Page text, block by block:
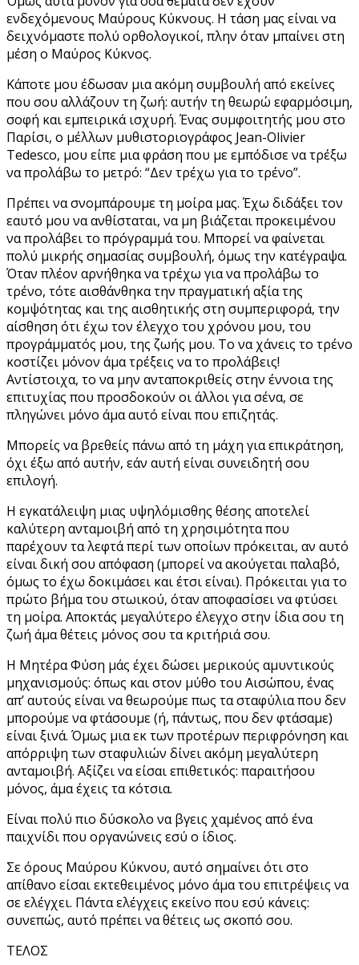
ενδεχόμενους Μαύρους Κύκνους. Η τάση μας είναι να
δειχνόμαστε πολύ ορθολογικοί, πλην όταν μπαίνει στη
μέση ο Μαύρος Κύκνος.
Κάποτε μου έδωσαν μια ακόμη συμβουλή από εκείνες
που σου αλλάζουν τη ζωή: αυτήν τη θεωρώ εφαρμόσιμη,
σοφή και εμπειρικά ισχυρή. Ένας συμφοιτητής μου στο
Παρίσι, ο μέλλων μυθιστοριογράφος Jean-Olivier
Tedesco, μου είπε μια φράση που με εμπόδισε να τρέξω
να προλάβω το μετρό: “Δεν τρέχω για το τρένο”.
Πρέπει να σνομπάρουμε τη μοίρα μας. Έχω διδάξει τον
εαυτό μου να ανθίσταται, να μη βιάζεται προκειμένου
να προλάβει το πρόγραμμά του. Μπορεί να φαίνεται
πολύ μικρής σημασίας συμβουλή, όμως την κατέγραψα.
Όταν πλέον αρνήθηκα να τρέχω για να προλάβω το
τρένο, τότε αισθάνθηκα την πραγματική αξία της
κομψότητας και της αισθητικής στη συμπεριφορά, την
αίσθηση ότι έχω τον έλεγχο του χρόνου μου, του
προγράμματός μου, της ζωής μου. Το να χάνεις το τρένο
κοστίζει μόνον άμα τρέξεις να το προλάβεις!
Αντίστοιχα, το να μην ανταποκριθείς στην έννοια της
επιτυχίας που προσδοκούν οι άλλοι για σένα, σε
πληγώνει μόνο άμα αυτό είναι που επιζητάς.
Μπορείς να βρεθείς πάνω από τη μάχη για επικράτηση,
όχι έξω από αυτήν, εάν αυτή είναι συνειδητή σου
επιλογή.
Η εγκατάλειψη μιας υψηλόμισθης θέσης αποτελεί
καλύτερη ανταμοιβή από τη χρησιμότητα που
παρέχουν τα λεφτά περί των οποίων πρόκειται, αν αυτό
είναι δική σου απόφαση (μπορεί να ακούγεται παλαβό,
όμως το έχω δοκιμάσει και έτσι είναι). Πρόκειται για το
πρώτο βήμα του στωικού, όταν αποφασίσει να φτύσει
τη μοίρα. Αποκτάς μεγαλύτερο έλεγχο στην ίδια σου τη
ζωή άμα θέτεις μόνος σου τα κριτήριά σου.
Η Μητέρα Φύση μάς έχει δώσει μερικούς αμυντικούς
μηχανισμούς: όπως και στον μύθο του Αισώπου, ένας
απ’ αυτούς είναι να θεωρούμε πως τα σταφύλια που δεν
μπορούμε να φτάσουμε (ή, πάντως, που δεν φτάσαμε)
είναι ξινά. Όμως μια εκ των προτέρων περιφρόνηση και
απόρριψη των σταφυλιών δίνει ακόμη μεγαλύτερη
ανταμοιβή. Αξίζει να είσαι επιθετικός: παραιτήσου
μόνος, άμα έχεις τα κότσια.
Είναι πολύ πιο δύσκολο να βγεις χαμένος από ένα
παιχνίδι που οργανώνεις εσύ ο ίδιος.
Σε όρους Μαύρου Κύκνου, αυτό σημαίνει ότι στο
απίθανο είσαι εκτεθειμένος μόνο άμα του επιτρέψεις να
σε ελέγχει. Πάντα ελέγχεις εκείνο που εσύ κάνεις:
συνεπώς, αυτό πρέπει να θέτεις ως σκοπό σου.
ΤΕΛΟΣ